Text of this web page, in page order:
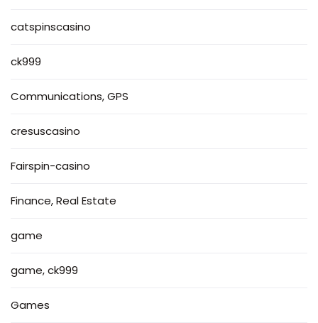
catspinscasino
ck999
Communications, GPS
cresuscasino
Fairspin-casino
Finance, Real Estate
game
game, ck999
Games